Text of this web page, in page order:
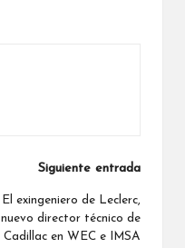
Siguiente entrada
El exingeniero de Leclerc,
nuevo director técnico de
Cadillac en WEC e IMSA